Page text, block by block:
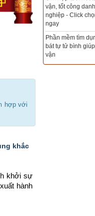
hợp với
khắc
khởi sự
hành
Xem ngày đẹp -
tốt khởi sự theo
chính xác nhất
Tổng Kho Sim
9x - 8x -7x -6x giá
trường - Click